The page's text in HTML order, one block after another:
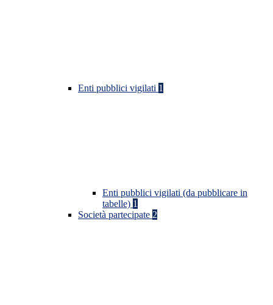
Enti pubblici vigilati 1
Enti pubblici vigilati (da pubblicare in
tabelle) 1
Società partecipate 2